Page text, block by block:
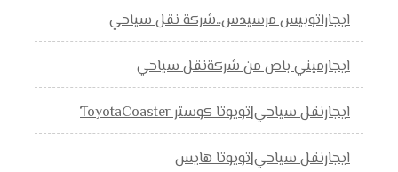
ايجاراتوبيس مرسيدس..شركة نقل سياحي
ايجارميني باص من شركةنقل سياحي
ايجارنقل سياحي|تويوتا كوستر ToyotaCoaster
ايجارنقل سياحي|تويوتا هايس